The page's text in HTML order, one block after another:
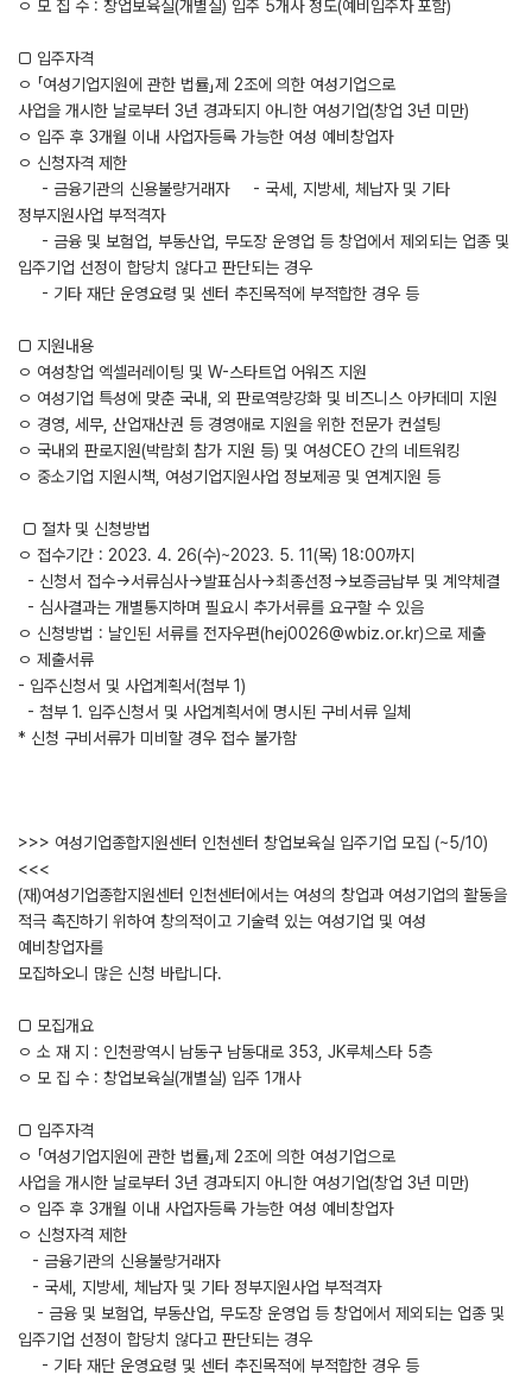
ㅇ 모 집 수 : 창업보육실(개별실) 입주 5개사 정도(예비입주자 포함)
□ 입주자격
ㅇ 「여성기업지원에 관한 법률」제 2조에 의한 여성기업으로
사업을 개시한 날로부터 3년 경과되지 아니한 여성기업(창업 3년 미만)
ㅇ 입주 후 3개월 이내 사업자등록 가능한 여성 예비창업자
ㅇ 신청자격 제한
- 금융기관의 신용불량거래자 - 국세, 지방세, 체납자 및 기타
정부지원사업 부적격자
- 금융 및 보험업, 부동산업, 무도장 운영업 등 창업에서 제외되는 업종 및
입주기업 선정이 합당치 않다고 판단되는 경우
- 기타 재단 운영요령 및 센터 추진목적에 부적합한 경우 등
□ 지원내용
ㅇ 여성창업 엑셀러레이팅 및 W-스타트업 어워즈 지원
ㅇ 여성기업 특성에 맞춘 국내, 외 판로역량강화 및 비즈니스 아카데미 지원
ㅇ 경영, 세무, 산업재산권 등 경영애로 지원을 위한 전문가 컨설팅
ㅇ 국내외 판로지원(박람회 참가 지원 등) 및 여성CEO 간의 네트워킹
ㅇ 중소기업 지원시책, 여성기업지원사업 정보제공 및 연계지원 등
□ 절차 및 신청방법
ㅇ 접수기간 : 2023. 4. 26(수)~2023. 5. 11(목) 18:00까지
- 신청서 접수→서류심사→발표심사→최종선정→보증금납부 및 계약체결
- 심사결과는 개별통지하며 필요시 추가서류를 요구할 수 있음
ㅇ 신청방법 : 날인된 서류를 전자우편(hej0026@wbiz.or.kr)으로 제출
ㅇ 제출서류
- 입주신청서 및 사업계획서(첨부 1)
- 첨부 1. 입주신청서 및 사업계획서에 명시된 구비서류 일체
* 신청 구비서류가 미비할 경우 접수 불가함
>>> 여성기업종합지원센터 인천센터 창업보육실 입주기업 모집 (~5/10)
<<<
(재)여성기업종합지원센터 인천센터에서는 여성의 창업과 여성기업의 활동을
적극 촉진하기 위하여 창의적이고 기술력 있는 여성기업 및 여성
예비창업자를
모집하오니 많은 신청 바랍니다.
□ 모집개요
ㅇ 소 재 지 : 인천광역시 남동구 남동대로 353, JK루체스타 5층
ㅇ 모 집 수 : 창업보육실(개별실) 입주 1개사
□ 입주자격
ㅇ 「여성기업지원에 관한 법률」제 2조에 의한 여성기업으로
사업을 개시한 날로부터 3년 경과되지 아니한 여성기업(창업 3년 미만)
ㅇ 입주 후 3개월 이내 사업자등록 가능한 여성 예비창업자
ㅇ 신청자격 제한
- 금융기관의 신용불량거래자
- 국세, 지방세, 체납자 및 기타 정부지원사업 부적격자
- 금융 및 보험업, 부동산업, 무도장 운영업 등 창업에서 제외되는 업종 및
입주기업 선정이 합당치 않다고 판단되는 경우
- 기타 재단 운영요령 및 센터 추진목적에 부적합한 경우 등